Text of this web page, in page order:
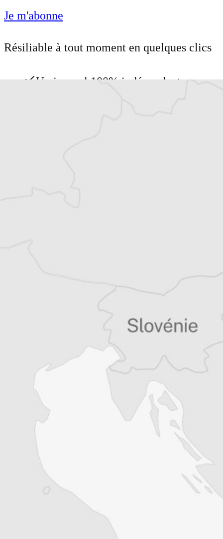
Je m'abonne
Résiliable à tout moment en quelques clics
Un journal 100% indépendant